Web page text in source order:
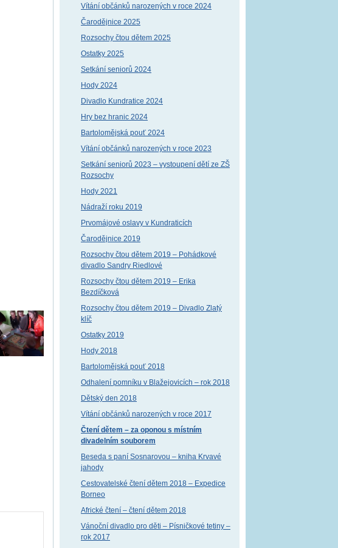
Vítání občánků narozených v roce 2024
Čarodějnice 2025
Rozsochy čtou dětem 2025
Ostatky 2025
Setkání seniorů 2024
Hody 2024
Divadlo Kundratice 2024
Hry bez hranic 2024
Bartolomějská pouť 2024
Vítání občánků narozených v roce 2023
Setkání seniorů 2023 – vystoupení dětí ze ZŠ
Rozsochy
Hody 2021
Nádraží roku 2019
Prvomájové oslavy v Kundraticích
Čarodějnice 2019
Rozsochy čtou dětem 2019 – Pohádkové
divadlo Sandry Riedlové
Rozsochy čtou dětem 2019 – Erika
Bezdíčková
Rozsochy čtou dětem 2019 – Divadlo Zlatý
klíč
Ostatky 2019
Hody 2018
Bartolomějská pouť 2018
Odhalení pomníku v Blažejovicích – rok 2018
Dětský den 2018
Vítání občánků narozených v roce 2017
Čtení dětem – za oponou s místním
divadelním souborem
Beseda s paní Sosnarovou – kniha Krvavé
jahody
Cestovatelské čtení dětem 2018 – Expedice
Borneo
Africké čtení – čtení dětem 2018
Vánoční divadlo pro děti – Písničkové tetiny –
rok 2017